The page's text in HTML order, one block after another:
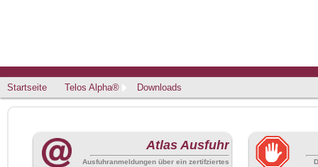
Startseite Telos Alpha® Downloads
Atlas Ausfuhr
Ausfuhranmeldungen über ein zertifziertes